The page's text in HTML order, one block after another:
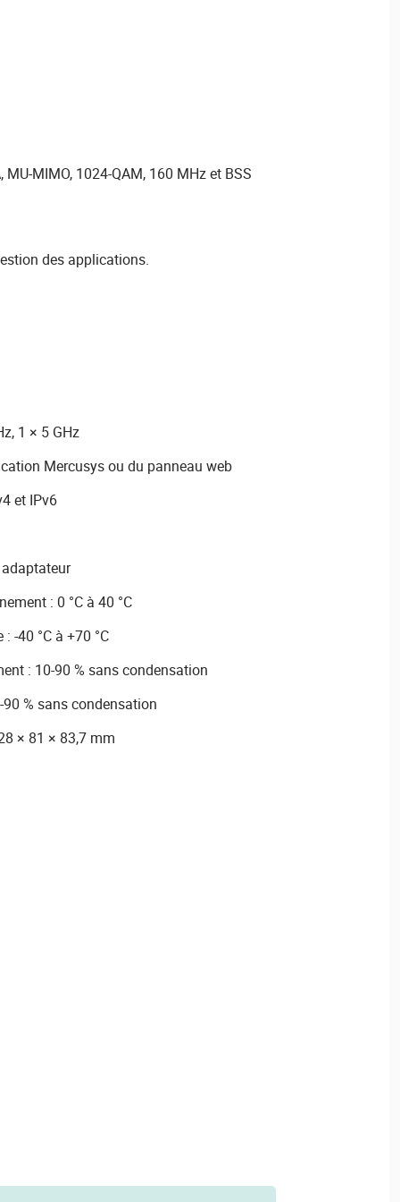
MIMO, 1024-QAM, 160 MHz et BSS
des applications.
1 × 5 GHz
Mercusys ou du panneau web
et IPv6
: 0 °C à 40 °C
-40 °C à +70 °C
: 10-90 % sans condensation
% sans condensation
× 81 × 83,7 mm